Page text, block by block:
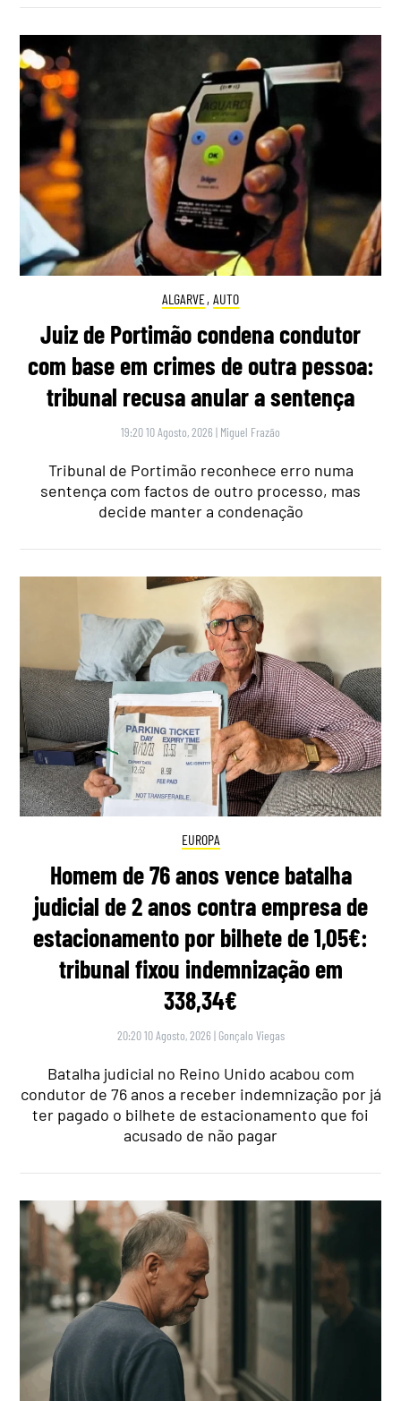
ALGARVE, AUTO
Juiz de Portimão condena condutor
com base em crimes de outra pessoa:
tribunal recusa anular a sentença
19:20 10 Agosto, 2026 | Miguel Frazão
Tribunal de Portimão reconhece erro numa
sentença com factos de outro processo, mas
decide manter a condenação
EUROPA
Homem de 76 anos vence batalha
judicial de 2 anos contra empresa de
estacionamento por bilhete de 1,05€:
tribunal fixou indemnização em
338,34€
20:20 10 Agosto, 2026 | Gonçalo Viegas
Batalha judicial no Reino Unido acabou com
condutor de 76 anos a receber indemnização por já
ter pagado o bilhete de estacionamento que foi
acusado de não pagar